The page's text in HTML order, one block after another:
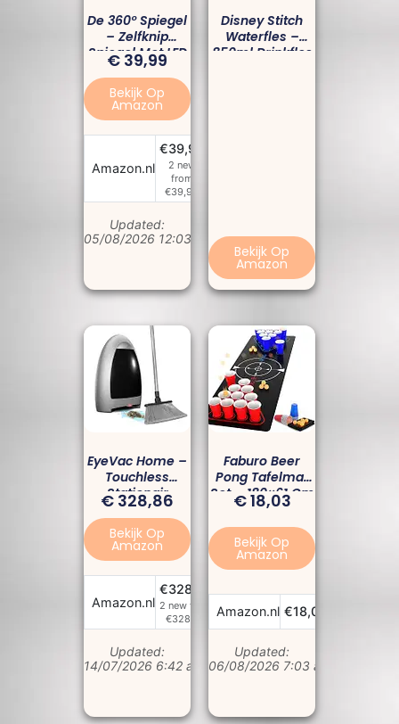
De 360° Spiegel
– Zelfknip
Spiegel Met LED
& Verstelbare
Haken 💈✨
€ 39,99
Bekijk Op
Amazon
Amazon.nl
€39,99
2 new
from
€39,99
Updated:
05/08/2026 12:03 am
Disney Stitch
Waterfles –
850ml Drinkfles
Bekijk Op
Amazon
EyeVac Home –
Touchless
Stationair
Vacuüm 1000W
Met
Automatische
Sensoren
€ 328,86
Bekijk Op
Amazon
Amazon.nl
€328,86
2 new from
€328,86
Updated:
14/07/2026 6:42 am
Faburo Beer
Pong Tafelmat
Set – 180×61 Cm
Met 22 Bekers &
6 Ballen 🍺🏓
€18,03
Bekijk Op
Amazon
Amazon.nl €18,03
Updated:
06/08/2026 7:03 am